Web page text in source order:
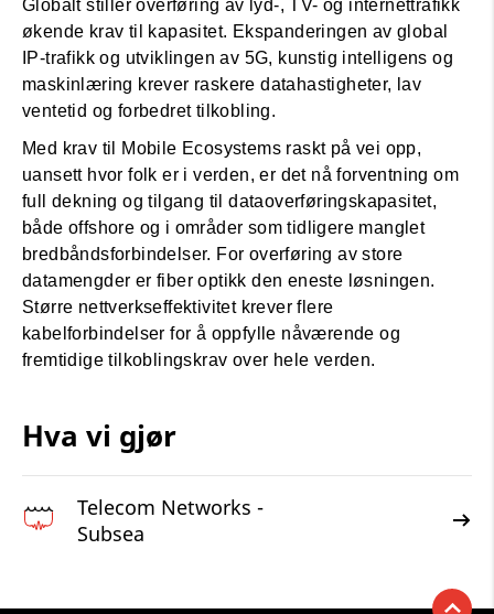
Globalt stiller overføring av lyd-, TV- og internettrafikk
økende krav til kapasitet. Ekspanderingen av global
IP-trafikk og utviklingen av 5G, kunstig intelligens og
maskinlæring krever raskere datahastigheter, lav
ventetid og forbedret tilkobling.
Med krav til Mobile Ecosystems raskt på vei opp,
uansett hvor folk er i verden, er det nå forventning om
full dekning og tilgang til dataoverføringskapasitet,
både offshore og i områder som tidligere manglet
bredbåndsforbindelser. For overføring av store
datamengder er fiber optikk den eneste løsningen.
Større nettverkseffektivitet krever flere
kabelforbindelser for å oppfylle nåværende og
fremtidige tilkoblingskrav over hele verden.
Hva vi gjør
Telecom Networks -
Subsea